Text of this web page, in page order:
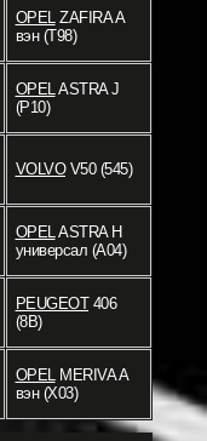
OPELZAFIRA A
вэн (T98)
OPELASTRA J
(P10)
VOLVOV50 (545)
OPELASTRA H
универсал (A04)
PEUGEOT406
(8B)
OPELMERIVA A
вэн (X03)